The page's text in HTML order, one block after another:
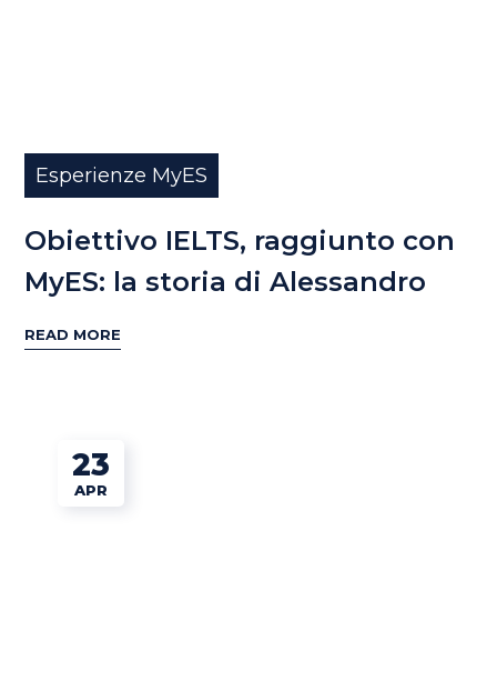
Esperienze MyES
Obiettivo IELTS, raggiunto con
MyES: la storia di Alessandro
READ MORE
23
APR